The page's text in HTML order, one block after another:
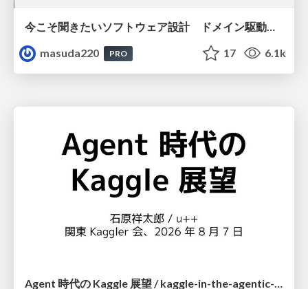
今こそ聞きたいソフトウェア設計 ドメイン駆動設計再入門
masuda220
PRO 17 6.1k